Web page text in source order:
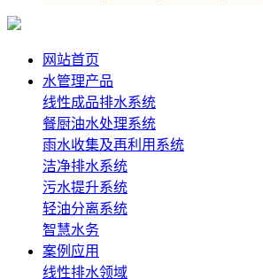
网站首页
水管理产品
线性成品排水系统
餐厨油水处理系统
雨水收集及再利用系统
洁净排水系统
污水提升系统
轻油分离系统
智慧水务
案例应用
线性排水领域